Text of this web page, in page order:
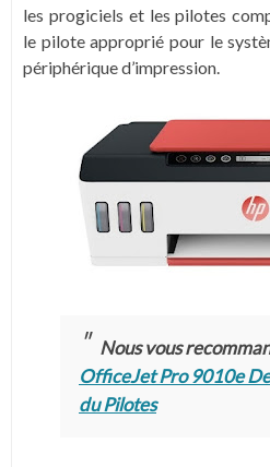
les progiciels et les pilotes
le pilote approprié pour le
périphérique d’impression.
Nous vous
OfficeJet Pro 9010e
du Pilotes